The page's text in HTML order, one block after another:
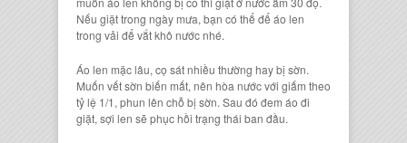
Nếu giặt trong ngày mưa, bạn có thể để áo len
trong vải để vắt khô nước nhé.
Áo len mặc lâu, cọ sát nhiều thường hay bị sờn.
Muốn vết sờn biến mất, nên hòa nước với giấm theo
tỷ lệ 1/1, phun lên chỗ bị sờn. Sau đó đem áo đi
giặt, sợi len sẽ phục hồi trạng thái ban đầu.